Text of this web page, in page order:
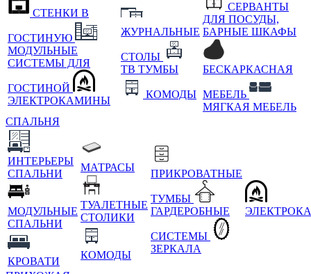
СТЕНКИ В
ГОСТИНУЮ
МОДУЛЬНЫЕ
СИСТЕМЫ ДЛЯ
ГОСТИНОЙ
ЭЛЕКТРОКАМИНЫ
ЖУРНАЛЬНЫЕ
СТОЛЫ
ТВ ТУМБЫ
КОМОДЫ
СЕРВАНТЫ
ДЛЯ ПОСУДЫ,
БАРНЫЕ ШКАФЫ
БЕСКАРКАСНАЯ
МЕБЕЛЬ
МЯГКАЯ МЕБЕЛЬ
СПАЛЬНЯ
ИНТЕРЬЕРЫ
СПАЛЬНИ
МОДУЛЬНЫЕ
СПАЛЬНИ
КРОВАТИ
МАТРАСЫ
ТУАЛЕТНЫЕ
СТОЛИКИ
КОМОДЫ
ПРИКРОВАТНЫЕ
ТУМБЫ
ГАРДЕРОБНЫЕ
СИСТЕМЫ
ЗЕРКАЛА